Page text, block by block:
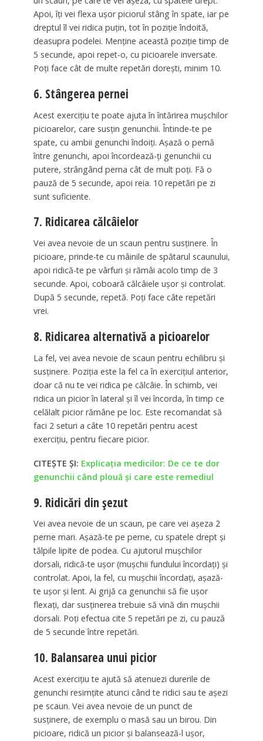
Apoi, îți vei flexa ușor piciorul stâng în spate, iar pe
dreptul îl vei ridica puțin, tot în poziție îndoită,
deasupra podelei. Menține această poziție timp de
5 secunde, apoi repet-o, cu picioarele inversate.
Poți face cât de multe repetări dorești, minim 10.
6. Stângerea pernei
Acest exercițiu te poate ajuta în întărirea mușchilor
picioarelor, care susțin genunchii. Întinde-te pe
spate, cu ambii genunchi îndoiți. Așază o pernă
între genunchi, apoi încordează-ți genunchii cu
putere, strângând perna cât de mult poți. Fă o
pauză de 5 secunde, apoi reia. 10 repetări pe zi
sunt suficiente.
7. Ridicarea călcâielor
Vei avea nevoie de un scaun pentru susținere. În
picioare, prinde-te cu mâinile de spătarul scaunului,
apoi ridică-te pe vârfuri și rămâi acolo timp de 3
secunde. Apoi, coboară călcâiele ușor și controlat.
După 5 secunde, repetă. Poți face câte repetări
vrei.
8. Ridicarea alternativă a picioarelor
La fel, vei avea nevoie de scaun pentru echilibru și
susținere. Poziția este la fel ca în exercițiul anterior,
doar că nu te vei ridica pe călcâie. În schimb, vei
ridica un picior în lateral și îl vei încorda, în timp ce
celălalt picior rămâne pe loc. Este recomandat să
faci 2 seturi a câte 10 repetări pentru acest
exercițiu, pentru fiecare picior.
CITEȘTE ȘI: Explicaţia medicilor: De ce te dor
genunchii când plouă şi care este remediul
9. Ridicări din șezut
Vei avea nevoie de un scaun, pe care vei așeza 2
perne mari. Așază-te pe perne, cu spatele drept și
tălpile lipite de podea. Cu ajutorul mușchilor
dorsali, ridică-te ușor (mușchii fundului încordați) și
controlat. Apoi, la fel, cu mușchii încordați, așază-
te ușor și lent. Ai grijă ca genunchii să fie ușor
flexați, dar susținerea trebuie să vină din mușchii
dorsali. Poți efectua cite 5 repetări pe zi, cu pauză
de 5 secunde între repetări.
10. Balansarea unui picior
Acest exercițiu te ajută să atenuezi durerile de
genunchi resimțite atunci când te ridici sau te așezi
pe scaun. Vei avea nevoie de un punct de
susținere, de exemplu o masă sau un birou. Din
picioare, ridică un picior și balansează-l ușor,